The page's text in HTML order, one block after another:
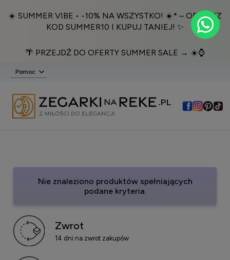
☀️ SUMMER VIBE • -10% NA WSZYSTKO! ☀️* – ODBIERZ
KOD SUMMER10 I KUPUJ TANIEJ! ✨
🌴 PRZEJDŹ DO OFERTY SUMMER SALE → ☀️⌚️
Pomoc
Nie znaleziono produktów spełniających
podane kryteria.
Zwrot
14 dni na zwrot zakupów